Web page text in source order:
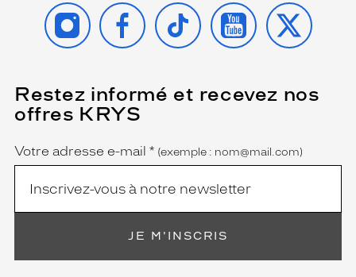
INSTAGRAMFACEBOOK
TIKTOK YOUTUBE
X
Restez informé et recevez nos
offres KRYS
Name
Votre adresse e-mail *
(Ce
champ
est
obligatoire)
(exemple : nom@mail.com)
JE M'INSCRIS